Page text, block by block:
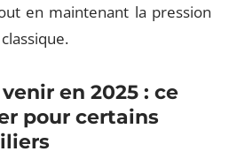
en maintenant la pression
en 2025 : ce
pour certains